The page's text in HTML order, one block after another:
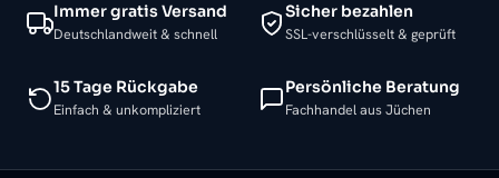
Immer gratis Versand
Deutschlandweit & schnell
Sicher bezahlen
SSL-verschlüsselt & geprüft
15 Tage Rückgabe
Einfach & unkompliziert
Persönliche Beratung
Fachhandel aus Jüchen